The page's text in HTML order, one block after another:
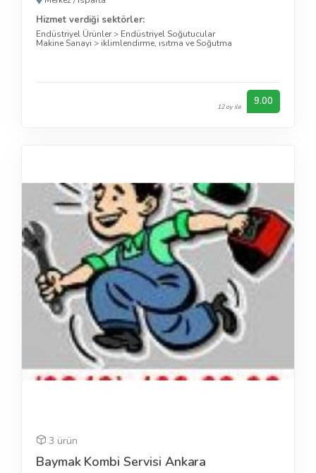
Hizmet verdiği sektörler:
Endüstriyel Ürünler> Endüstriyel Soğutucular
Makine Sanayi > iklimlendirme, ısıtma ve Soğutma
12 oy ile 9.00
3 ürün
Baymak Kombi Servisi Ankara